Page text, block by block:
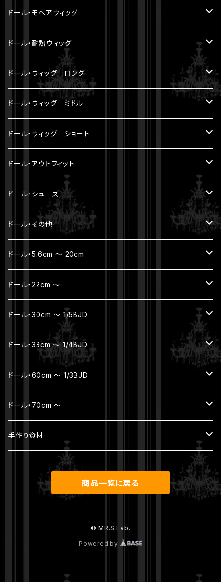
30cm ～ 1/5BJD
33cm ～ 1/4BJD
60cm ～ 1/3BJD
70cm ～
アウトフィット
ボディ
パーツ
セット
Miroir DOLL PEARL JEWELRY
LA PERLE
LE FRANGE
LE SOURIRE
ドール・モヘアウィッグ
8-9 inch（ SD小顔サイズ ）
7-8 inch
6-7 inch
5-6 inch（ YMY10cmサイズ ）
ドール・耐熱ウィッグ
8-9 inch（ SD小顔サイズ ）
5 inch（ YMY10cmサイズ ）
7-8 inch （ SDM等サイズ ）
ドール・ウィッグ ロング
モヘアウィッグ
耐熱ウィッグ
ドール・ウィッグ ミドル
モヘアウィッグ
ドール・ウィッグ ショート
モヘアウィッグ
耐熱ウィッグ
ドール・アウトフィット
トップス
ボトムス
アウター
セット
着ぐるみ
ドール・シューズ
YmY / UF doll / オビツ11 / ねんどーる
SD16 / SDGr女の子・ハイヒール
ドール・その他
帽子 / バッグ
お出かけポーチ
アクセサリー
ドール・5.6cm ～ 20cm
フルセット
本体セット（ヘッド + ボディ）
ボディ（素体）
パーツ
ウィッグ
アウトフィット
ドール・22cm ～
フルセット
本体セット（ヘッド + ボディ）
ヘッド
ボディ（素体）
パーツ
ドール・30cm ～ 1/5BJD
フルセット
ボディ
ドール・33cm ～ 1/4BJD
ジュエリー
本体セット（ヘッド + ボディ）
ヘッド
ドール・60cm ～ 1/3BJD
ジュエリー
ヘッド
ドール・70cm ～
ジュエリー
本体セット（ヘッド + ボディ）
手作り資材
アンティークレース
商品一覧に戻る
© MR.S Lab.
Powered by